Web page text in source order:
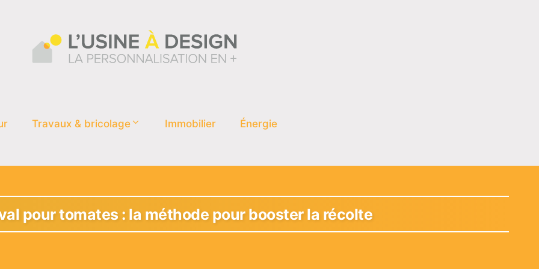
Travaux & bricolage Immobilier Énergie
pour tomates : la méthode pour booster la récolte